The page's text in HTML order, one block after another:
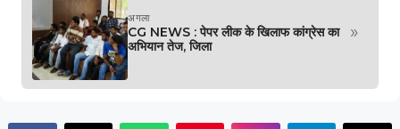
अगला
CG NEWS : पेपर लीक के खिलाफ कांग्रेस का
अभियान तेज, जिला
»